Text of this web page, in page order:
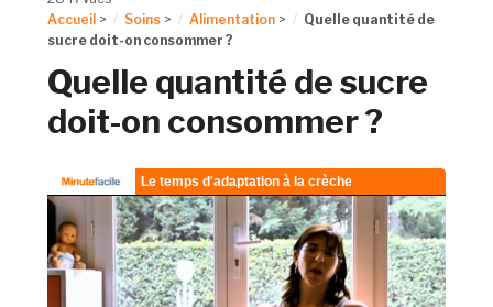
Accueil > Soins > Alimentation >
Quelle quantité de
sucre doit-on consommer ?
Quelle quantité de sucre
doit-on consommer ?